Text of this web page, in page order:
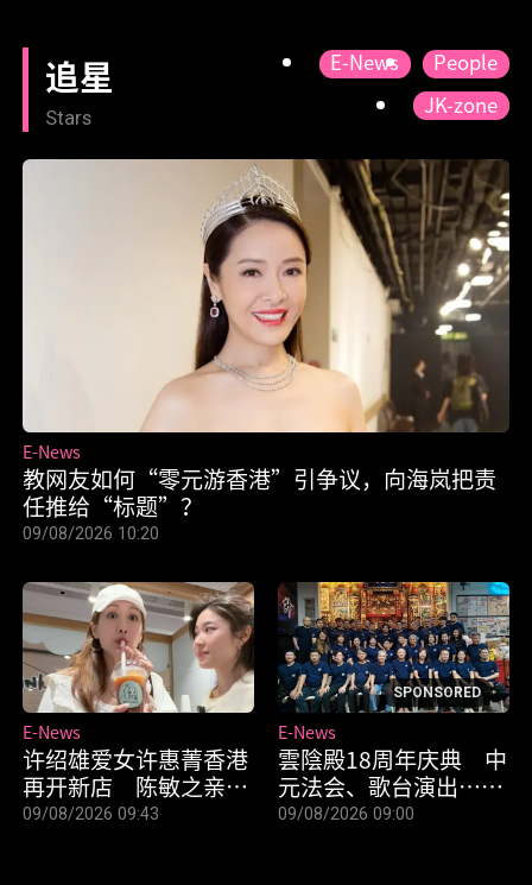
追星
Stars
E-News
People
JK-zone
教网友如何“零元游香港”引争议，向海岚把责
任推给“标题”？
E-News
09/08/2026 10:20
许绍雄爱女许惠菁香港
再开新店 陈敏之亲临
捧场、客串一日店长
E-News
09/08/2026 09:43
雲陰殿18周年庆典 中
元法会、歌台演出……
亮点活动不断！
E-News
09/08/2026 09:00
SPONSORED